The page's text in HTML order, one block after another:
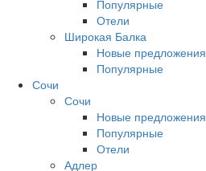
Популярные
Отели
Широкая Балка
Новые предложения
Популярные
Сочи
Сочи
Новые предложения
Популярные
Отели
Адлер